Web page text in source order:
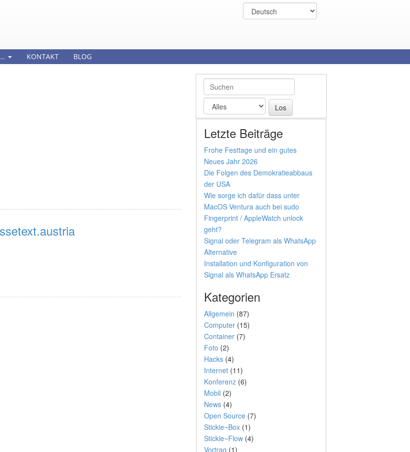
KONTAKT BLOG
Letzte Beiträge
Frohe Festtage und ein gutes
Neues Jahr 2026
Die Folgen des Demokratieabbaus
der USA
Wie sorge ich dafür dass unter
MacOS Ventura auch bei sudo
Fingerprint / AppleWatch unlock
geht?
Signal oder Telegram als WhatsApp
Alternative
Installation und Konfiguration von
Signal als WhatsApp Ersatz
Kategorien
Allgemein (87)
Computer(15)
Container(7)
Foto (2)
Hacks(4)
Internet(11)
Konferenz(6)
Mobil (2)
News(4)
Open Source(7)
Stickie~Box(1)
Stickie~Flow(4)
Vortrag (1)